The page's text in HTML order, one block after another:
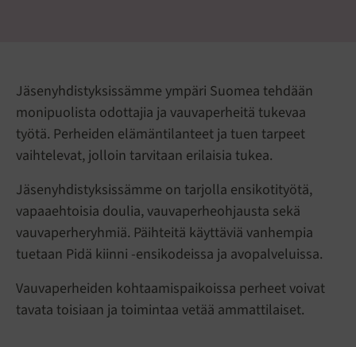
Jäsenyhdistyksissämme ympäri Suomea tehdään
monipuolista odottajia ja vauvaperheitä tukevaa
työtä. Perheiden elämäntilanteet ja tuen tarpeet
vaihtelevat, jolloin tarvitaan erilaisia tukea.
Jäsenyhdistyksissämme on tarjolla ensikotityötä,
vapaaehtoisia doulia, vauvaperheohjausta sekä
vauvaperheryhmiä. Päihteitä käyttäviä vanhempia
tuetaan Pidä kiinni -ensikodeissa ja avopalveluissa.
Vauvaperheiden kohtaamispaikoissa perheet voivat
tavata toisiaan ja toimintaa vetää ammattilaiset.